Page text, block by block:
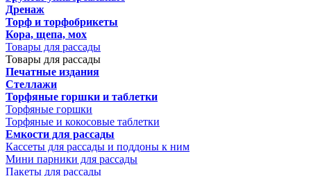
Дренаж
Торф и торфобрикеты
Кора, щепа, мох
Товары для рассады
Товары для рассады
Печатные издания
Стеллажи
Торфяные горшки и таблетки
Торфяные горшки
Торфяные и кокосовые таблетки
Емкости для рассады
Кассеты для рассады и поддоны к ним
Мини парники для рассады
Пакеты для рассады